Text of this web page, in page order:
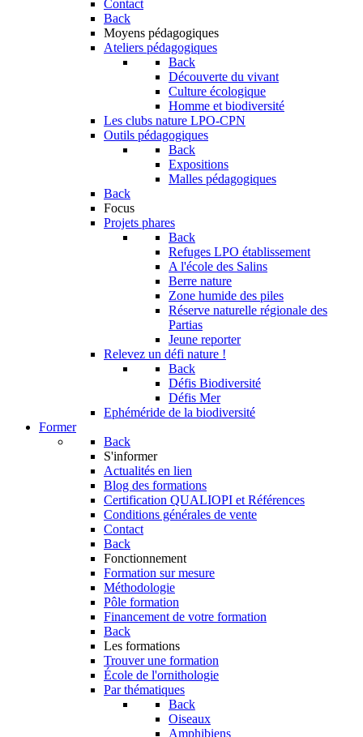
Contact
Back
Moyens pédagogiques
Ateliers pédagogiques
Back
Découverte du vivant
Culture écologique
Homme et biodiversité
Les clubs nature LPO-CPN
Outils pédagogiques
Back
Expositions
Malles pédagogiques
Back
Focus
Projets phares
Back
Refuges LPO établissement
A l'école des Salins
Berre nature
Zone humide des piles
Réserve naturelle régionale des
Partias
Jeune reporter
Relevez un défi nature !
Back
Défis Biodiversité
Défis Mer
Ephéméride de la biodiversité
Former
Back
S'informer
Actualités en lien
Blog des formations
Certification QUALIOPI et Références
Conditions générales de vente
Contact
Back
Fonctionnement
Formation sur mesure
Méthodologie
Pôle formation
Financement de votre formation
Back
Les formations
Trouver une formation
École de l'ornithologie
Par thématiques
Back
Oiseaux
Amphibiens